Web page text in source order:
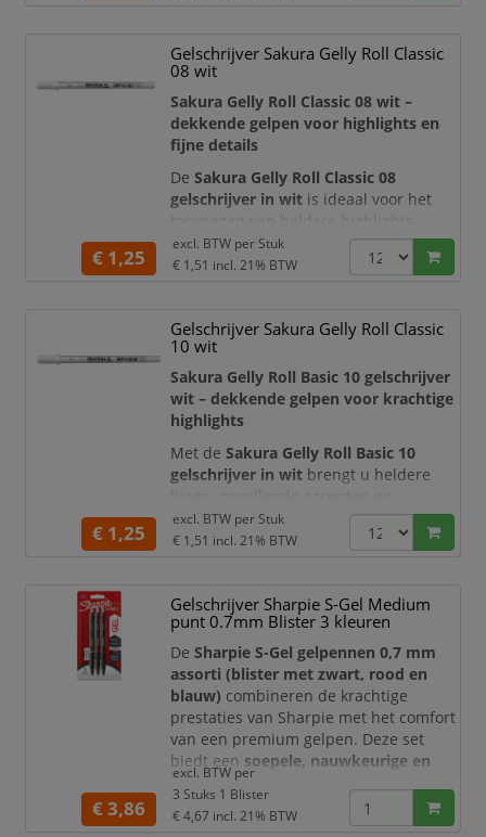
schrijven zonder veel druk uit te
oefenen. Deze fijne gelpen is ideaal
voor illustraties, handlette
Gelschrijver Sakura Gelly Roll Classic
08 wit
Sakura Gelly Roll Classic 08 wit –
dekkende gelpen voor highlights en
fijne details
DeSakura Gelly Roll Classic 08
gelschrijver in wit is ideaal voor het
contouren en decoratieve details aan
creatieve projecten. De dekkende witte
soepele inkttoevoer en medium
schrijfpunt werkt u nauwkeurig zonder
veel druk op de pen uit te oefenen.
€ 1,25
excl. BTW per Stuk
€ 1,51 incl. 21% BTW
Gelschrijver Sakura Gelly Roll Classic
10 wit
Sakura Gelly Roll Basic 10 gelschrijver
wit – dekkende gelpen voor krachtige
highlights
Met deSakura Gelly Roll Basic 10
gelschrijver in wit brengt u heldere
dekkende details aan op donkere,
gekleurde en lichte ondergronden. De
zonder dat u veel druk hoeft uit te
oefenen. Hierdoor is deze witte gelpen
ideaal voor illustraties, handlett
€ 1,25
excl. BTW per Stuk
€ 1,51 incl. 21% BTW
Gelschrijver Sharpie S-Gel Medium
punt 0.7mm Blister 3 kleuren
DeSharpie S-Gel gelpennen 0,7 mm
assorti (blister met zwart, rood en
blauw) combineren de krachtige
prestaties van Sharpie met het comfort
van een premium gelpen. Deze set
biedt een soepele, nauwkeurige en
professionele schrijfervaring
dagelijks gebruik op kantoor, school of
thuis.
€ 3,86
excl. BTW per
3 Stuks 1 Blister
€ 4,67 incl. 21% BTW